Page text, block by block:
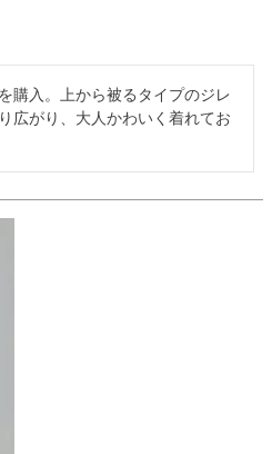
購入。上から被るタイプのジレ
広がり、大人かわいく着れてお